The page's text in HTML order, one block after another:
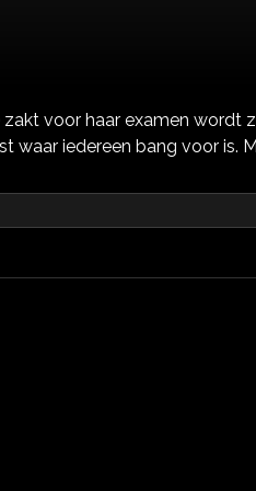
zakt voor haar examen
waar iedereen bang voor is.